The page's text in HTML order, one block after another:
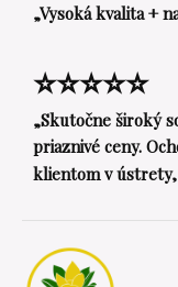
„Vysoká kvalita +
⭐⭐⭐⭐⭐
„Skutočne široký
priaznivé ceny.
klientom v